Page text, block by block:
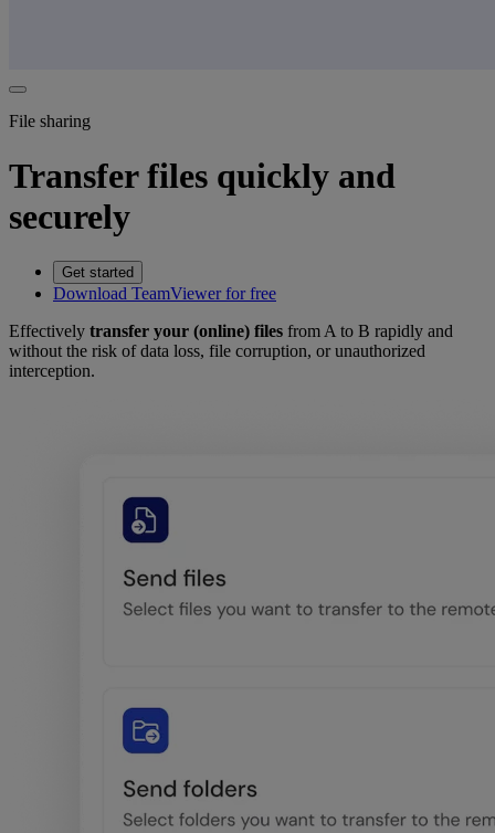
File sharing
Transfer files quickly and
securely
Get started
Download TeamViewer for free
Effectively transfer your (online) files from A to B rapidly and
without the risk of data loss, file corruption, or unauthorized
interception.